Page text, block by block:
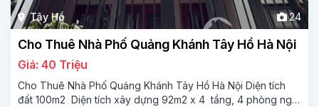
Tây Hồ 24
Cho Thuê Nhà Phố Quảng Khánh Tây Hồ Hà Nội
Giá: 40 Triệu
Cho Thuê Nhà Phố Quảng Khánh Tây Hồ Hà Nội Diện tích
đất 100m2 Diện tích xây dựng 92m2 x 4 tầng, 4 phòng ngủ